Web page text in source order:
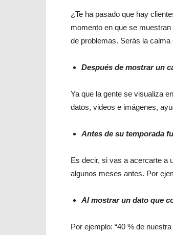
¿Te ha pasado que hay
momento en que se
de problemas. Serás la calma
Después de mostrar un
Ya que la gente se visualiza
datos, videos e imágenes,
Antes de su temporada
Es decir, si vas a acercarte a
algunos meses antes. Por
Al mostrar un dato que
Por ejemplo: “40 % de